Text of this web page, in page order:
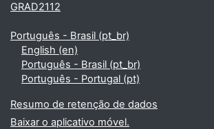
GRAD2112
Português - Brasil ‎(pt_br)‎
English ‎(en)‎
Português - Brasil ‎(pt_br)‎
Português - Portugal ‎(pt)‎
Resumo de retenção de dados
Baixar o aplicativo móvel.